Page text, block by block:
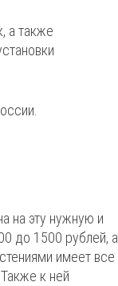
а также
на эту нужную и
до 1500 рублей, а
имеет все
к ней